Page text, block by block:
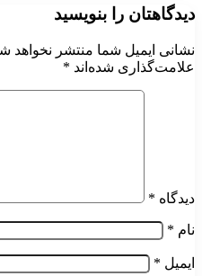
دیدگاهتان را بنویسید
نشانی ایمیل شما منتشر نخواهد
علامت‌گذاری شده‌اند *
دیدگاه *
نام *
ایمیل *